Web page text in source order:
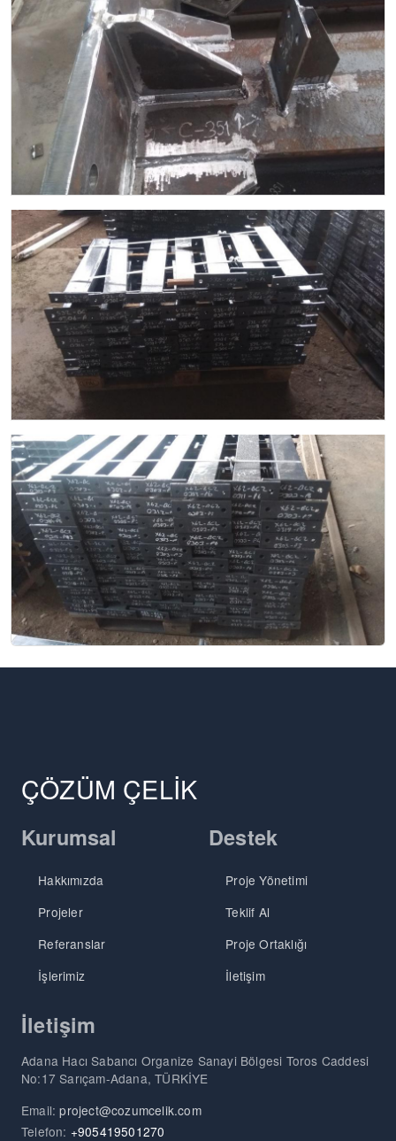
ÇÖZÜM ÇELİK
Kurumsal
Hakkımızda
Projeler
Referanslar
İşlerimiz
Destek
Proje Yönetimi
Teklif Al
Proje Ortaklığı
İletişim
İletişim
Adana Hacı Sabancı Organize Sanayi Bölgesi Toros Caddesi
No:17 Sarıçam-Adana, TÜRKİYE
Email:project@cozumcelik.com
Telefon: +905419501270